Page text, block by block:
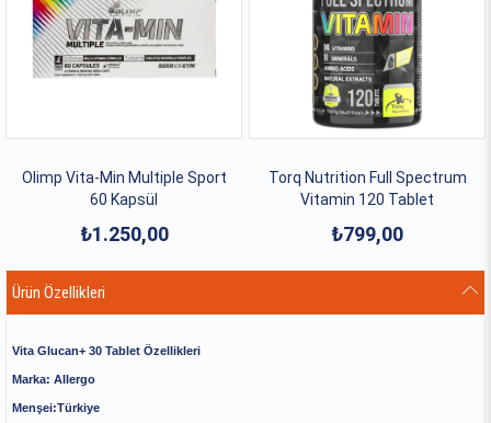
Olimp Vita-Min Multiple Sport
60 Kapsül
₺1.250,00
Torq Nutrition Full Spectrum
Vitamin 120 Tablet
₺799,00
Ürün Özellikleri
Vita Glucan+ 30 Tablet Özellikleri
Marka: Allergo
Menşei:Türkiye